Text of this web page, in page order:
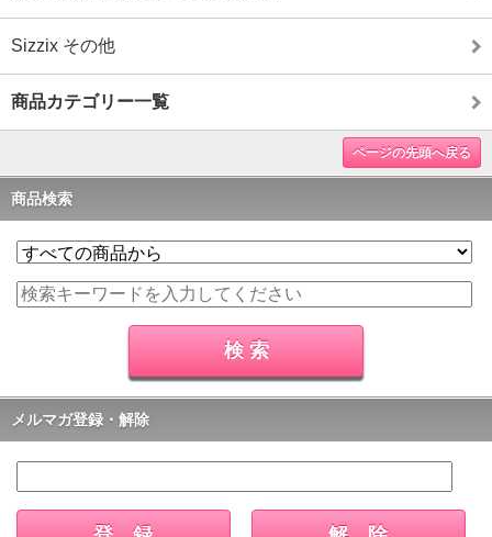
Sizzix その他
商品カテゴリー一覧
ページの先頭へ戻る
商品検索
メルマガ登録・解除